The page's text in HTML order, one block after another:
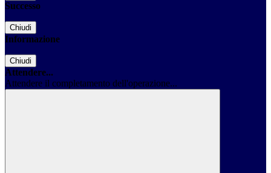
Successo
Chiudi
Informazione
Chiudi
Attendere...
Attendere il completamento dell'operazione...